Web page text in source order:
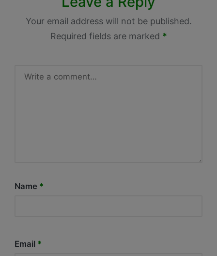
Your email address will not be published.
Required fields are marked *
Name *
Email *